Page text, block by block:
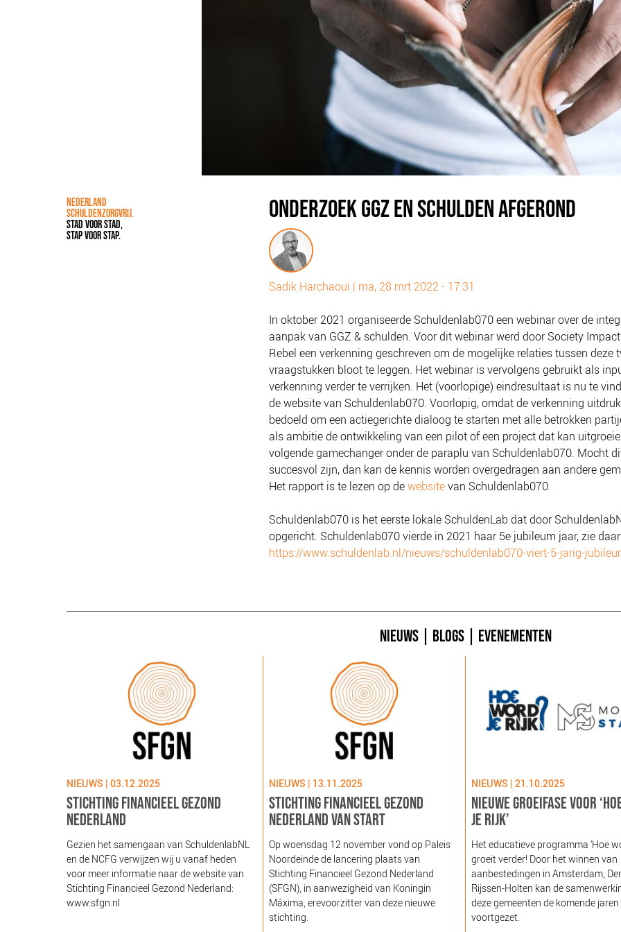
NEDERLAND
SCHULDENZORGVRIJ.
STAD VOOR STAD,
STAP VOOR STAP.
ONDERZOEK GGZ EN SCHULDEN AFGEROND
Sadik Harchaoui | ma, 28 mrt 2022 - 17:31
In oktober 2021 organiseerde Schuldenlab070 een webinar over de
aanpak van GGZ & schulden. Voor dit webinar werd door Society
Rebel een verkenning geschreven om de mogelijke relaties tussen deze
vraagstukken bloot te leggen. Het webinar is vervolgens gebruikt als
verkenning verder te verrijken. Het (voorlopige) eindresultaat is nu te
de website van Schuldenlab070. Voorlopig, omdat de verkenning
bedoeld om een actiegerichte dialoog te starten met alle betrokken
als ambitie de ontwikkeling van een pilot of een project dat kan
volgende gamechanger onder de paraplu van Schuldenlab070. Mocht
succesvol zijn, dan kan de kennis worden overgedragen aan andere
Het rapport is te lezen op dewebsitevan Schuldenlab070.
Schuldenlab070 is het eerste lokale SchuldenLab dat door
opgericht. Schuldenlab070 vierde in 2021 haar 5e jubileum jaar, zie
https://www.schuldenlab.nl/nieuws/schuldenlab070-viert-5-jarig-
NIEUWS BLOGS EVENEMENTEN
NIEUWS | 03.12.2025
STICHTING FINANCIEEL GEZOND
NEDERLAND
Gezien het samengaan van SchuldenlabNL
en de NCFG verwijzen wij u vanaf heden
voor meer informatie naar de website van
Stichting Financieel Gezond Nederland:
www.sfgn.nl
NIEUWS | 13.11.2025
STICHTING FINANCIEEL GEZOND
NEDERLAND VAN START
Op woensdag 12 november vond op Paleis
Noordeinde de lancering plaats van
Stichting Financieel Gezond Nederland
(SFGN), in aanwezigheid van Koningin
Máxima, erevoorzitter van deze nieuwe
stichting.
NIEUWS | 21.10.2025
NIEUWE GROEIFASE VOOR
JE RIJK’
Het educatieve programma ‘Hoe
groeit verder! Door het winnen van
aanbestedingen in Amsterdam,
Rijssen-Holten kan de
deze gemeenten de komende
voortgezet.